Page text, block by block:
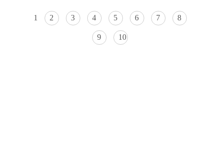
1 2 3 4 5 6 7 8
9 10